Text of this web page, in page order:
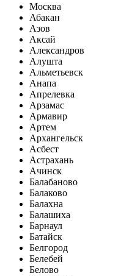
Москва
Абакан
Азов
Аксай
Александров
Алушта
Альметьевск
Анапа
Апрелевка
Арзамас
Армавир
Артем
Архангельск
Асбест
Астрахань
Ачинск
Балабаново
Балаково
Балахна
Балашиха
Барнаул
Батайск
Белгород
Белебей
Белово